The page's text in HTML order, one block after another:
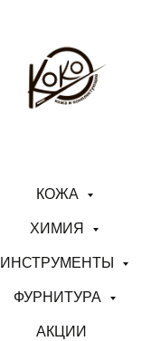
КОЖА
ХИМИЯ
ИНСТРУМЕНТЫ
ФУРНИТУРА
АКЦИИ